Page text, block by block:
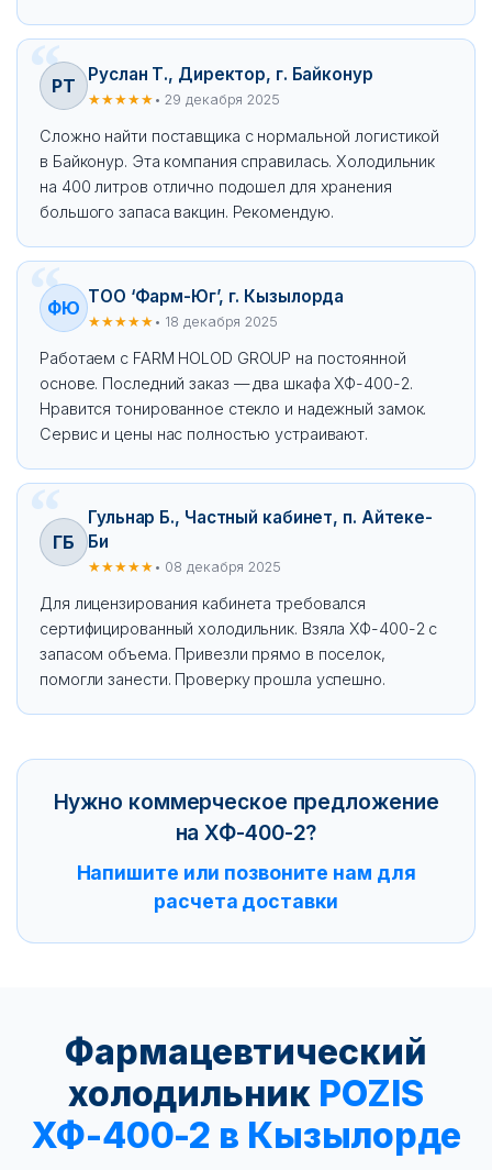
РТ
Руслан Т., Директор, г. Байконур
★★★★★ • 29 декабря 2025
Сложно найти поставщика с нормальной логистикой
в Байконур. Эта компания справилась. Холодильник
на 400 литров отлично подошел для хранения
большого запаса вакцин. Рекомендую.
ФЮ
ТОО ‘Фарм-Юг’, г. Кызылорда
★★★★★ • 18 декабря 2025
Работаем с FARM HOLOD GROUP на постоянной
основе. Последний заказ — два шкафа ХФ-400-2.
Нравится тонированное стекло и надежный замок.
Сервис и цены нас полностью устраивают.
ГБ
Гульнар Б., Частный кабинет, п. Айтеке-
Би
★★★★★ • 08 декабря 2025
Для лицензирования кабинета требовался
сертифицированный холодильник. Взяла ХФ-400-2 с
запасом объема. Привезли прямо в поселок,
помогли занести. Проверку прошла успешно.
Нужно коммерческое предложение
на ХФ-400-2?
Напишите или позвоните нам для
расчета доставки
Фармацевтический
холодильник POZIS
ХФ-400-2 в Кызылорде